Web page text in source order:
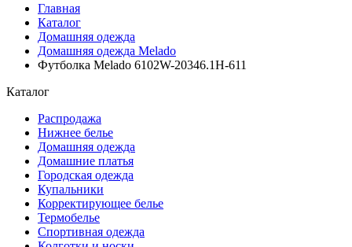
Главная
Каталог
Домашняя одежда
Домашняя одежда Melado
Футболка Melado 6102W-20346.1H-611
Каталог
Распродажа
Нижнее белье
Домашняя одежда
Домашние платья
Городская одежда
Купальники
Корректирующее белье
Термобелье
Спортивная одежда